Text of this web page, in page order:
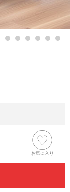
15 16 17 18 19 20
お気に入り